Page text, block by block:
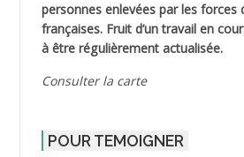
personnes enlevées par les forces
françaises. Fruit d’un travail en
à être régulièrement actualisée.
Consulter la carte
POUR TEMOIGNER